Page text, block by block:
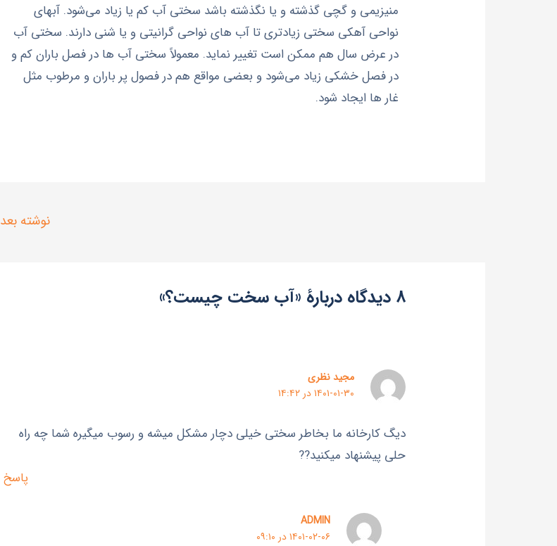
منیزیمی و گچی گذشته و یا نگذشته باشد سختی آب کم یا زیاد می‌شود. آبهای
نواحی آهکی سختی زیادتری تا آب های نواحی گرانیتی و یا شنی دارند. سختی آب
در عرض سال هم ممکن است تغییر نماید. معمولاً سختی آب ها در فصل باران کم و
در فصل خشکی زیاد می‌شود و بعضی مواقع هم در فصول پر باران و مرطوب مثل
غار ها ایجاد شود.
نوشته بعد
8 دیدگاه دربارهٔ «آب سخت چیست؟»
مجید نظری
۱۴۰۱-۰۱-۳۰ در ۱۴:۴۲
دیگ کارخانه ما بخاطر سختی خیلی دچار مشکل میشه و رسوب میگیره شما چه راه
حلی پیشنهاد میکنید??
پاسخ
ADMIN
۱۴۰۱-۰۲-۰۶ در ۰۹:۱۰